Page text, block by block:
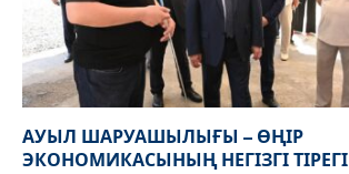
АУЫЛ ШАРУАШЫЛЫҒЫ – ӨҢІР
ЭКОНОМИКАСЫНЫҢ НЕГІЗГІ ТІРЕГІ